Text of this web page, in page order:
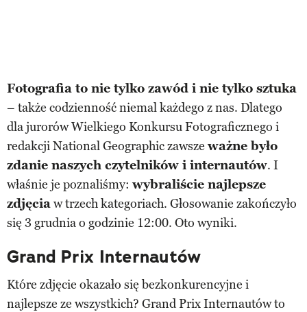
Fotografia to nie tylko zawód i nie tylko sztuka
– także codzienność niemal każdego z nas. Dlatego
dla jurorów Wielkiego Konkursu Fotograficznego i
redakcji National Geographic zawsze ważne było
zdanie naszych czytelników i internautów. I
właśnie je poznaliśmy: wybraliście najlepsze
zdjęciaw trzech kategoriach. Głosowanie zakończyło
się 3 grudnia o godzinie 12:00. Oto wyniki.
Grand Prix Internautów
Które zdjęcie okazało się bezkonkurencyjne i
najlepsze ze wszystkich? Grand Prix Internautów to